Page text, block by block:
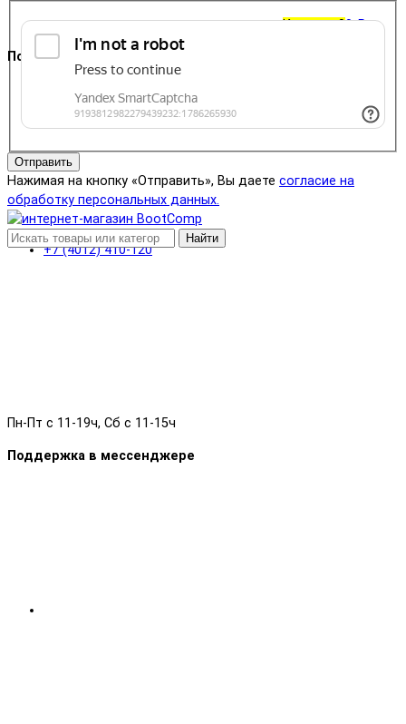
Корзина 00 ₽
Поддержка
+7 (4012) 410-120
Пн-Пт с 11-19ч, Сб с 11-15ч
Поддержка в мессенджере
Отправить
Нажимая на кнопку «Отправить», Вы даете согласие на
обработку персональных данных.
Найти